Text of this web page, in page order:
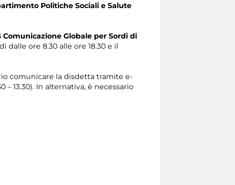
Politiche Sociali e Salute
Comunicazione Globale per Sordi di
dalle ore 8.30 alle ore 18.30 e il
comunicare la disdetta tramite e-
– 13.30). In alternativa, è necessario